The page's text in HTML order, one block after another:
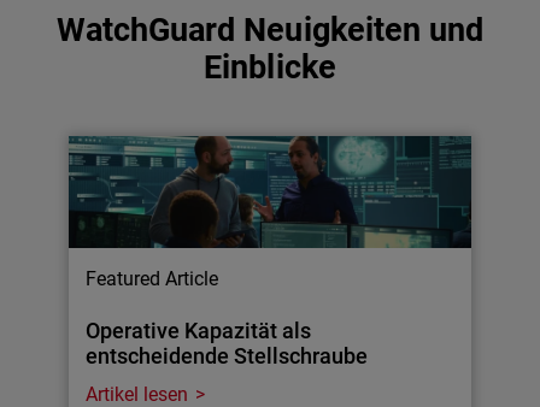
WatchGuard Neuigkeiten und
Einblicke
Featured Article
Operative Kapazität als
entscheidende Stellschraube
Artikel lesen